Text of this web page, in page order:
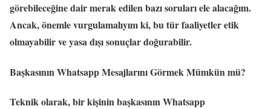
görebileceğine dair merak edilen bazı soruları ele alacağım.
Ancak, önemle vurgulamalıyım ki, bu tür faaliyetler etik
olmayabilir ve yasa dışı sonuçlar doğurabilir.
Başkasının Whatsapp Mesajlarını Görmek Mümkün mü?
Teknik olarak, bir kişinin başkasının Whatsapp